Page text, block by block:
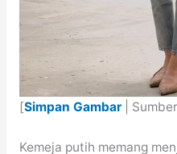
[Simpan Gambar|
Kemeja putih memang